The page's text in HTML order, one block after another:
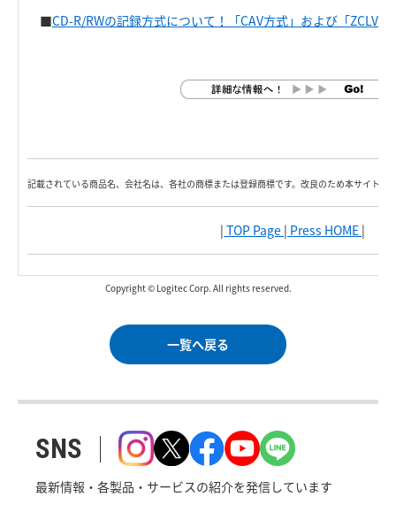
■CD-R/RWの記録方式について！「CAV方式」および「ZCLV方
記載されている商品名、会社名は、各社の商標または登録商標です。改良のため本サイト内
| TOP Page | Press HOME |
Copyright © Logitec Corp. All rights reserved.
一覧へ戻る
SNS
最新情報・各製品・サービスの紹介を発信しています